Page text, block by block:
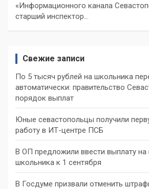
«Информационного канала
старший инспектор…
Свежие записи
По 5 тысяч рублей на школьника
автоматически: правительство
порядок выплат
Юные севастопольцы получили
работу в ИТ-центре ПСБ
В ОП предложили ввести выплату
школьника к 1 сентября
В Госдуме призвали отменить